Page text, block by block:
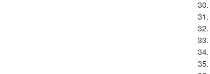
30.
31.
32.
33.
34.
35.